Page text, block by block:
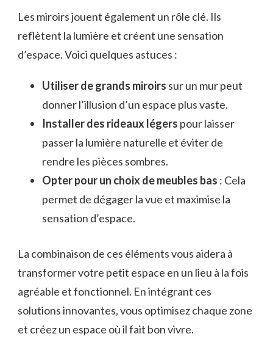
Les miroirs jouent également un rôle clé. Ils
reflètent la lumière et créent une sensation
d’espace. Voici quelques astuces :
Utiliser de grands miroirs sur un mur peut
donner l’illusion d’un espace plus vaste.
Installer des rideaux légers pour laisser
passer la lumière naturelle et éviter de
rendre les pièces sombres.
Opter pour un choix de meubles bas : Cela
permet de dégager la vue et maximise la
sensation d’espace.
La combinaison de ces éléments vous aidera à
transformer votre petit espace en un lieu à la fois
agréable et fonctionnel. En intégrant ces
solutions innovantes, vous optimisez chaque zone
et créez un espace où il fait bon vivre.